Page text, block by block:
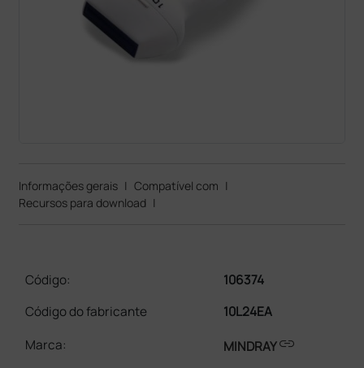
Informações gerais | Compatível com |
Recursos para download |
Código:
106374
Código do fabricante
10L24EA
Marca:
MINDRAYlink